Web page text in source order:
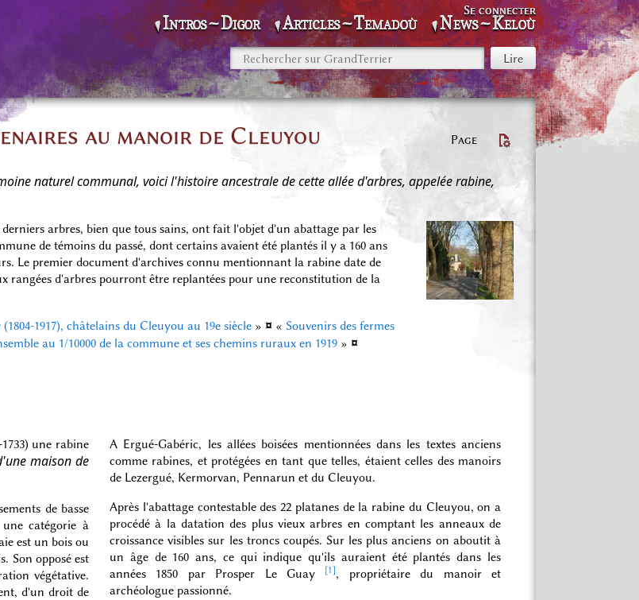
Intros~Digor Articles~Temadoù News~Keloù
Se connecter
Page
au manoir de Cleuyou
naturel communal, voici l'histoire ancestrale de cette allée d'arbres, appelée rabine,
arbres, bien que tous sains, ont fait l'objet d'un abattage par les
de témoins du passé, dont certains avaient été plantés il y a 160 ans
Le premier document d'archives connu mentionnant la rabine date de
rangées d'arbres pourront être replantées pour une reconstitution de la
(1804-1917), châtelains du Cleuyou au 19e siècle » ¤ « Souvenirs des fermes
au 1/10000 de la commune et ses chemins ruraux en 1919 » ¤
une rabine
maison de
de basse
catégorie à
est un bois ou
Son opposé est
végétative.
d'un droit de
A Ergué-Gabéric, les allées boisées mentionnées dans les textes anciens
comme rabines, et protégées en tant que telles, étaient celles des manoirs
de Lezergué, Kermorvan, Pennarun et du Cleuyou.
Après l'abattage contestable des 22 platanes de la rabine du Cleuyou, on a
procédé à la datation des plus vieux arbres en comptant les anneaux de
croissance visibles sur les troncs coupés. Sur les plus anciens on aboutit à
un âge de 160 ans, ce qui indique qu'ils auraient été plantés dans les
années 1850 par Prosper Le Guay
[1], propriétaire du manoir et
archéologue passionné.